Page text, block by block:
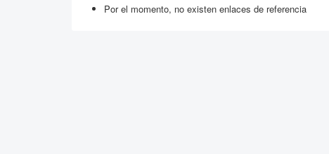
Por el momento, no existen enlaces de referencia